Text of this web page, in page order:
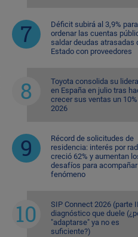
Déficit subirá al 3,9% para
ordenar las cuentas
saldar deudas atrasadas
Estado con proveedores
Toyota consolida su
en España en julio tras
crecer sus ventas un
2026
Récord de solicitudes de
residencia: interés por
creció 62% y aumentan
desafíos para
fenómeno
SIP Connect 2026 (parte
diagnóstico que duele
"adaptarse" ya no es
suficiente?)